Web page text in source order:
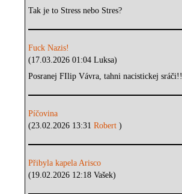
Tak je to Stress nebo Stres?
Fuck Nazis!
(17.03.2026 01:04 Luksa)
Posranej FIlip Vávra, tahni nacistickej sráči!!
Píčovina
(23.02.2026 13:31Robert)
Přibyla kapela Arisco
(19.02.2026 12:18 Vašek)